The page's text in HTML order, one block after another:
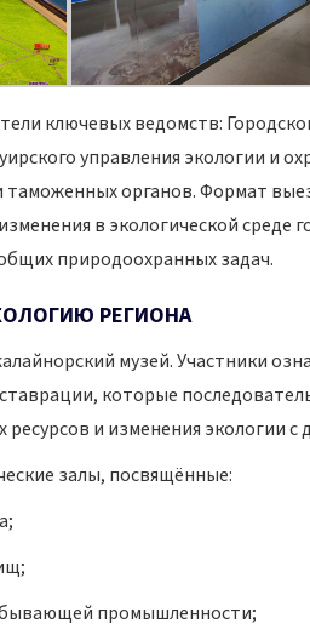
ключевых ведомств:
управления экологии и
таможенных органов. Формат
в экологической среде
природоохранных задач.
РЕГИОНА
музей. Участники
которые
и изменения экологии с
залы, посвящённые:
промышленности;